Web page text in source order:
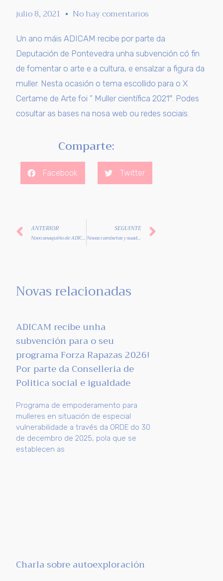
julio 8, 2021 No hay comentarios
Un ano máis ADICAM recibe por parte da
Deputación de Pontevedra unha subvención có fin
de fomentar o arte e a cultura, e ensalzar a figura da
muller. Nesta ocasión o tema escollido para o X
Certame de Arte foi ” Muller científica 2021″. Podes
cosultar as bases na nosa web ou redes sociais.
Comparte:
Facebook Twitter
ANTERIOR
Novo anaquiño de ADICAM
SEGUINTE
Novas camisetas y suadoiros de ADICAM
Novas relacionadas
ADICAM recibe unha
subvención para o seu
programa Forza Rapazas 2026!
Por parte da Conselleria de
Politica social e igualdade
Programa de empoderamento para
mulleres en situación de especial
vulnerabilidade a través da ORDE do 30
de decembro de 2025, pola que se
establecen as
Charla sobre autoexploración